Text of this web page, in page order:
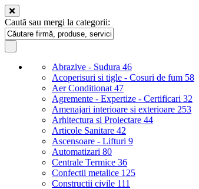
Caută sau mergi la categorii:
Abrazive - Sudura 46
Acoperisuri si tigle - Cosuri de fum 58
Aer Conditionat 47
Agremente - Expertize - Certificari 32
Amenajari interioare si exterioare 253
Arhitectura si Proiectare 44
Articole Sanitare 42
Ascensoare - Lifturi 9
Automatizari 80
Centrale Termice 36
Confectii metalice 125
Constructii civile 111